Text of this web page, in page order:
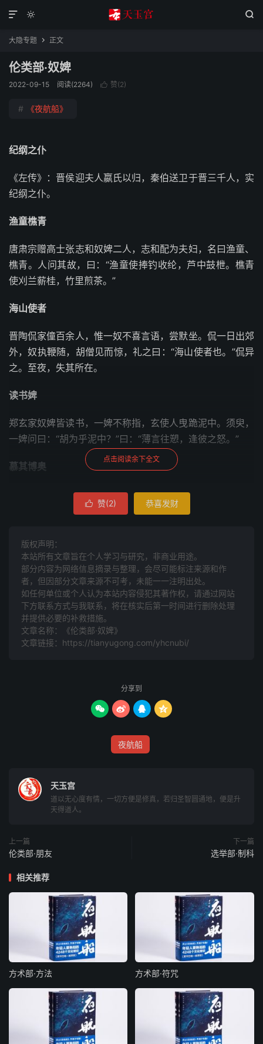
 

大隐专题  正文
伦类部·奴婢
2022-09-15 阅读(2264)  赞(2)
# 《夜航船》
纪纲之仆
《左传》：晋侯迎夫人嬴氏以归，秦伯送卫于晋三千人，实
纪纲之仆。
渔童樵青
唐肃宗赠高士张志和奴婢二人，志和配为夫妇，名曰渔童、
樵青。人问其故，曰：“渔童使捧钓收纶，芦中鼓枻。樵青
使刈兰薪桂，竹里煎茶。”
海山使者
晋陶侃家僮百余人，惟一奴不喜言语，尝默坐。侃一日出郊
外，奴执鞭随，胡僧见而惊，礼之曰：“海山使者也。”侃异
之。至夜，失其所在。
读书婢
郑玄家奴婢皆读书，一婢不称指，玄使人曳跪泥中。须臾，
一婢问曰：“胡为乎泥中？”曰：“薄言往愬，逢彼之怒。”
慕其博奥
萧颖士性褊无比，畜一佣仆杜亮，每一决责，便至力殚。亮
养创平复，为其指使如故。或劝之去，答曰：“岂不知，但
温公二仆
司马温公家一仆，三十年，止称“君实秀才”。苏学士来谒，
闻而教之，明日改称“大参相公”。温公惊问，仆实告。公
曰：“好一仆被苏东坡教坏了。”温公一日过独乐园，见创一
厕屋，问守园者从何得钱。对曰：“积游赏者所得。”公曰：
“何不留以自用？”对曰：“只相公不要钱。”
海岱之间骂奴日臧，骂婢曰获。盖古无奴婢，犯事者被臧，
没入官为奴；妇女逃亡，获得者为婢。
曰钳奴，有曰措大。措大者，以其能举措大事也。
王处仲尝荒恣于色，体为之疲，左右谏之，曰：“吾乃不觉
耳。如此甚易。”乃开后阁，悉驱诸婢出，任其所之。
阮咸先幸姑家鲜卑婢。及居母丧，姑当远徙，竟将婢去。咸
借客驴，着重服，自追之，累骑而返，曰：“人种不可失！”
（婢即阮孚之母。）
银鹿
唐颜真卿家僮名曰银鹿。欧阳公云：“银鹿鼎来。”
点击阅读余下全文
 赞(2) 恭喜发财
版权声明：
本站所有文章旨在个人学习与研究，非商业用途。
部分内容为网络信息摘录与整理，会尽可能标注来源和作
者，但因部分文章来源不可考，未能一一注明出处。
如任何单位或个人认为本站内容侵犯其著作权，请通过网站
下方联系方式与我联系​​，将在核实后第一时间进行删除处理
并提供必要的补救措施。
文章名称：《伦类部·奴婢》
文章链接： https://tianyugong.com/yhcnubi/
分享到
   
夜航船
天玉宫
道以无心度有情，一切方便是修真，若归圣智圆通地，便是升
天得道人。
上一篇
伦类部·朋友
下一篇
选举部·制科
相关推荐
方术部·方法 方术部·符咒